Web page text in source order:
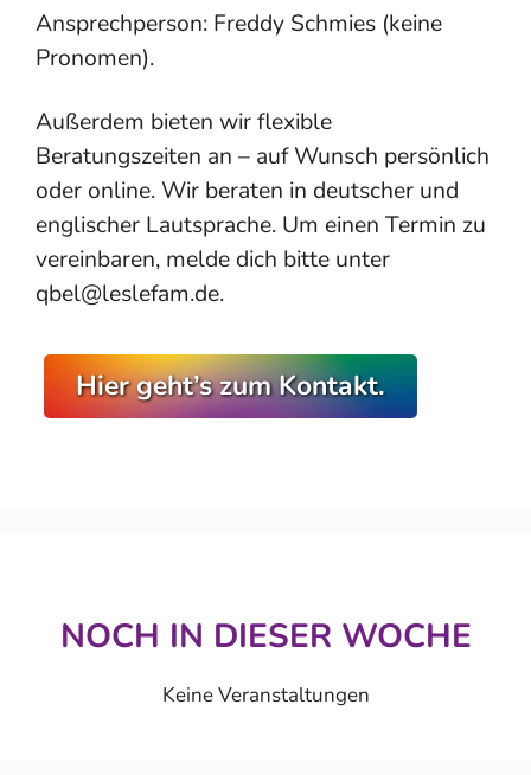
Ansprechperson: Freddy Schmies (keine
Pronomen).
Außerdem bieten wir flexible
Beratungszeiten an – auf Wunsch persönlich
oder online. Wir beraten in deutscher und
englischer Lautsprache. Um einen Termin zu
vereinbaren, melde dich bitte unter
qbel@leslefam.de.
Hier geht’s zum Kontakt.
NOCH IN DIESER WOCHE
Keine Veranstaltungen